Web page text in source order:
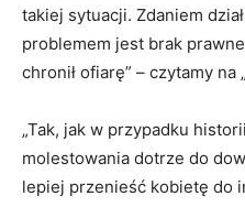
takiej sytuacji. Zdaniem
problemem jest brak
chronił ofiarę” – czytamy na
„Tak, jak w przypadku
molestowania dotrze do
lepiej przenieść kobietę do